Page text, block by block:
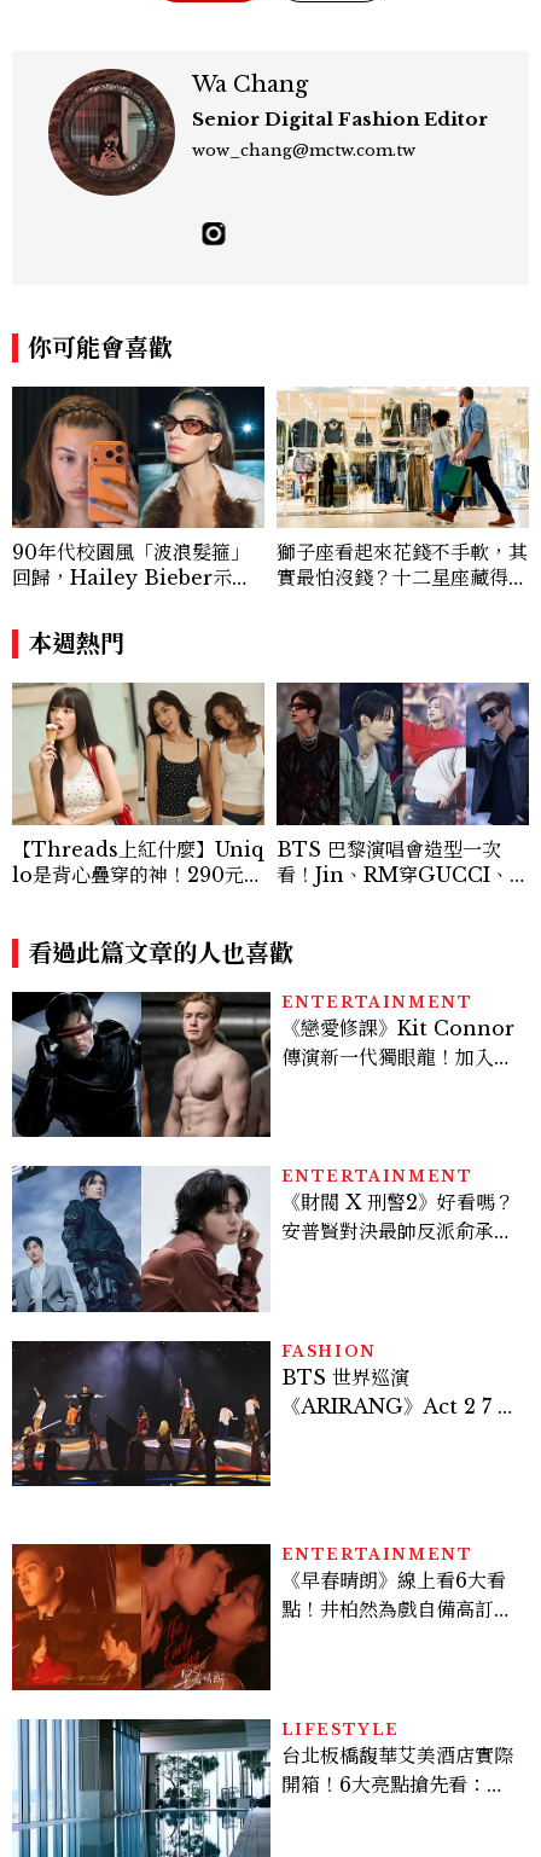
Wa Chang
Senior Digital Fashion Editor
wow_chang@mctw.com.tw
你可能會喜歡
90年代校園風「波浪髮箍」
回歸，Hailey Bieber示範
u髮箍未開賣先爆紅！
獅子座看起來花錢不手軟，其
實最怕沒錢？十二星座藏得最
本週熱門
【Threads上紅什麼】Uniq
lo是背心疊穿的神！290元蕾
BTS 巴黎演唱會造型一次
看！Jin、RM穿GUCCI、Ji
服
看過此篇文章的人也喜歡
ENTERTAINMENT
《戀愛修課》Kit Connor
傳演新一代獨眼龍！加入新
ENTERTAINMENT
《財閥 X 刑警2》好看嗎？
安普賢對決最帥反派俞承
多大？
FASHION
BTS 世界巡演
《ARIRANG》Act 2 7 位
ENTERTAINMENT
《早春晴朗》線上看6大看
點！井柏然為戲自備高訂，
LIFESTYLE
台北板橋馥華艾美酒店實際
開箱！6大亮點搶先看：新